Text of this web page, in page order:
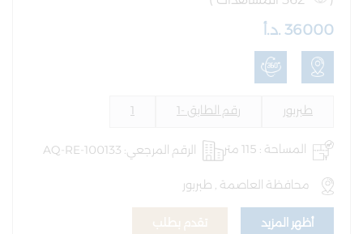
36000 .د.أ
طبربور رقم الطابق -1 1
المساحة : 115 متر
الرقم المرجعي: AQ-RE-100133
محافظة العاصمة , طبربور
أظهر المزيد